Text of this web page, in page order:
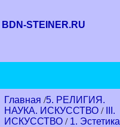
BDN-STEINER.RU
Главная /5. РЕЛИГИЯ.
НАУКА. ИСКУССТВО /
III.
ИСКУССТВО / 1. Эстетика